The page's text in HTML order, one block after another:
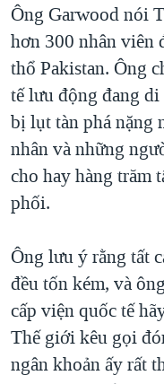
Ông Garwood nói
hơn 300 nhân viên
thổ Pakistan. Ông
tế lưu động đang
bị lụt tàn phá nặng
nhân và những
cho hay hàng trăm
phối.
Ông lưu ý rằng tất
đều tốn kém, và
cấp viện quốc tế
Thế giới kêu gọi
ngân khoản ấy rất